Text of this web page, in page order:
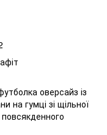
оверсайз із
на гумці зі щільної